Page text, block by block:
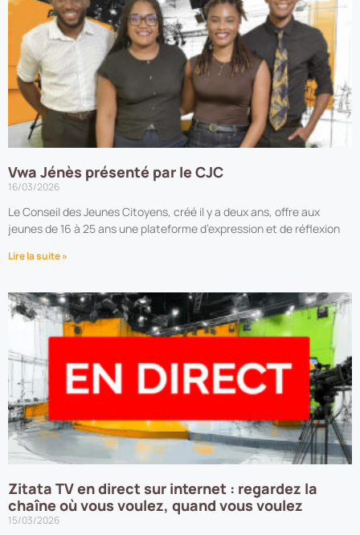
Vwa Jénès présenté par le CJC
16/03/2026
Le Conseil des Jeunes Citoyens, créé il y a deux ans, offre aux
jeunes de 16 à 25 ans une plateforme d’expression et de réflexion
Lire la suite »
Zitata TV en direct sur internet : regardez la
chaîne où vous voulez, quand vous voulez
15/03/2026